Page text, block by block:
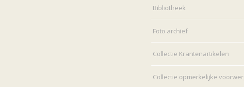
Bibliotheek
Foto archief
Collectie Krantenartikelen
Collectie opmerkelijke